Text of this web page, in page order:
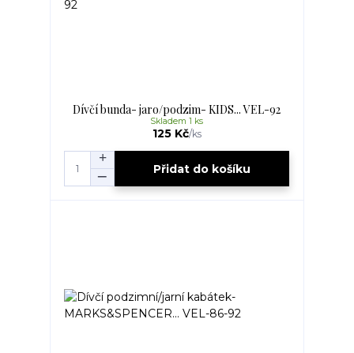
Dívčí bunda- jaro/podzim- KIDS... VEL-92
125 Kč/ks
Skladem 1 ks
Přidat do košíku